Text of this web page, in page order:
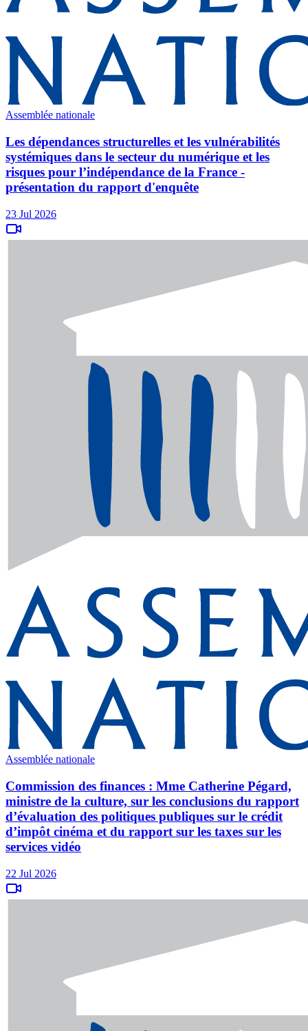
Assemblée nationale
Les dépendances structurelles et les vulnérabilités
systémiques dans le secteur du numérique et les
risques pour l’indépendance de la France -
présentation du rapport d'enquête
23 Jul 2026
Assemblée nationale
Commission des finances : Mme Catherine Pégard,
ministre de la culture, sur les conclusions du rapport
d’évaluation des politiques publiques sur le crédit
d’impôt cinéma et du rapport sur les taxes sur les
services vidéo
22 Jul 2026